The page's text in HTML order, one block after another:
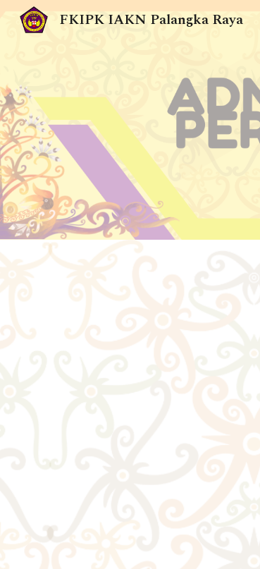
FKIPK IAKN Palangka Raya